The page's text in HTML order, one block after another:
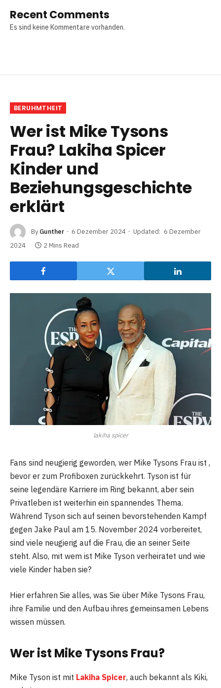
Recent Comments
Es sind keine Kommentare vorhanden.
BERUHMTHEIT
Wer ist Mike Tysons
Frau? Lakiha Spicer
Kinder und
Beziehungsgeschichte
erklärt
By Gunther 6 Dezember 2024 Updated: 6 Dezember
2024
2 Mins Read
lakiha spicer
Fans sind neugierig geworden, wer Mike Tysons Frau ist ,
bevor er zum Profiboxen zurückkehrt. Tyson ist für
seine legendäre Karriere im Ring bekannt, aber sein
Privatleben ist weiterhin ein spannendes Thema.
Während Tyson sich auf seinen bevorstehenden Kampf
gegen Jake Paul am 15. November 2024 vorbereitet,
sind viele neugierig auf die Frau, die an seiner Seite
steht. Also, mit wem ist Mike Tyson verheiratet und wie
viele Kinder haben sie?
Hier erfahren Sie alles, was Sie über Mike Tysons Frau,
ihre Familie und den Aufbau ihres gemeinsamen Lebens
wissen müssen.
Wer ist Mike Tysons Frau?
Mike Tyson ist mit Lakiha Spicer, auch bekannt als Kiki,